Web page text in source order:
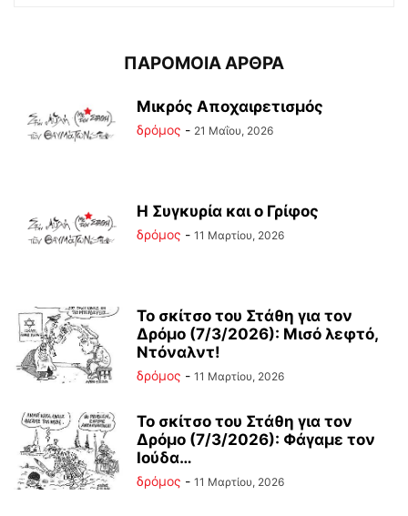
ΠΑΡΟΜΟΙΑ ΑΡΘΡΑ
Μικρός Αποχαιρετισμός
δρόμος - 21 Μαΐου, 2026
Η Συγκυρία και ο Γρίφος
δρόμος - 11 Μαρτίου, 2026
Το σκίτσο του Στάθη για τον
Δρόμο (7/3/2026): Μισό λεφτό,
Ντόναλντ!
δρόμος - 11 Μαρτίου, 2026
Το σκίτσο του Στάθη για τον
Δρόμο (7/3/2026): Φάγαμε τον
Ιούδα…
δρόμος - 11 Μαρτίου, 2026